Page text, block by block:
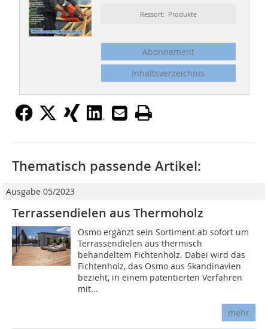
Ressort: Produkte
Abonnement
Inhaltsverzeichnis
Thematisch passende Artikel:
Ausgabe 05/2023
Terrassendielen aus Thermoholz
Osmo ergänzt sein Sortiment ab sofort um
Terrassendielen aus thermisch
behandeltem Fichtenholz. Dabei wird das
Fichtenholz, das Osmo aus Skandinavien
bezieht, in einem patentierten Verfahren
mit...
mehr